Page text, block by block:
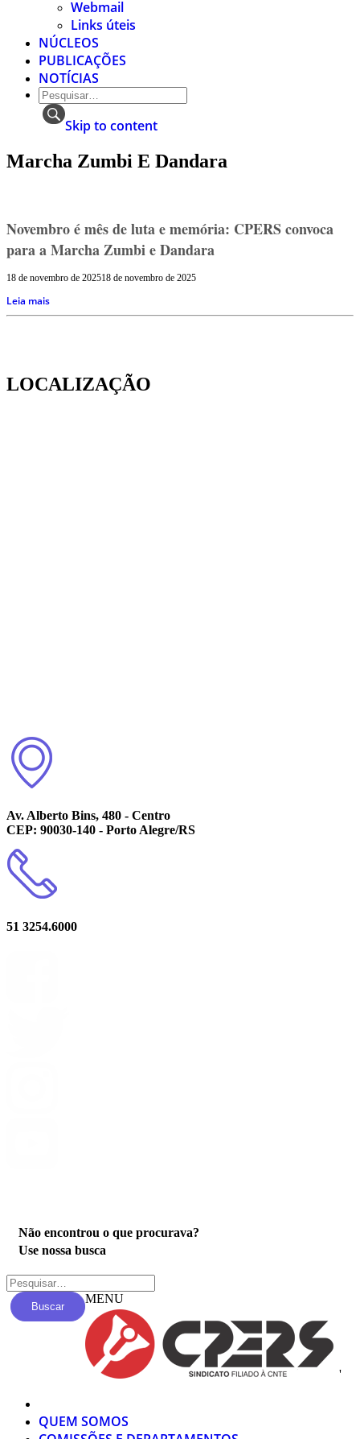
Webmail
Links úteis
NÚCLEOS
PUBLICAÇÕES
NOTÍCIAS
Skip to content
Marcha Zumbi E Dandara
Novembro é mês de luta e memória: CPERS convoca
para a Marcha Zumbi e Dandara
18 de novembro de 202518 de novembro de 2025
Leia mais
LOCALIZAÇÃO
Av. Alberto Bins, 480 - Centro
CEP: 90030-140 - Porto Alegre/RS
51 3254.6000
Não encontrou o que procurava?
Use nossa busca
Buscar
MENU
'
QUEM SOMOS